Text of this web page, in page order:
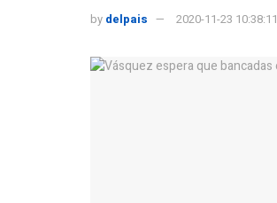
by delpais 2020-11-23 10:38:11